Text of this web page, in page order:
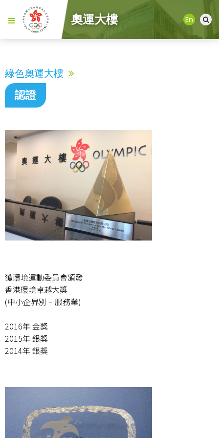
奧運大樓 En
綠色奧運大樓
認證
獲環境運動委員會頒發
香港環境卓越大獎
(中小企界別 – 服務業)
2016年 金獎
2015年 銀獎
2014年 銀獎